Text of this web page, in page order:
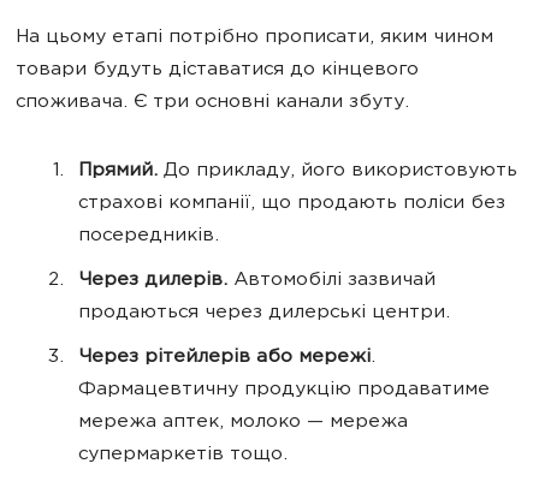
На цьому етапі потрібно прописати, яким чином
товари будуть діставатися до кінцевого
споживача. Є три основні канали збуту.
Прямий. До прикладу, його використовують
страхові компанії, що продають поліси без
посередників.
Через дилерів. Автомобілі зазвичай
продаються через дилерські центри.
Через рітейлерів або мережі.
Фармацевтичну продукцію продаватиме
мережа аптек, молоко — мережа
супермаркетів тощо.